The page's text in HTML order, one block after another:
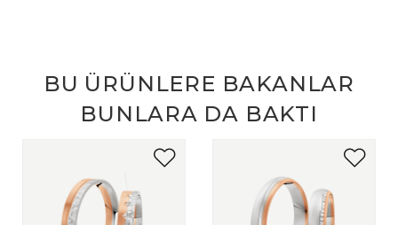
BU ÜRÜNLERE BAKANLAR
BUNLARA DA BAKTI